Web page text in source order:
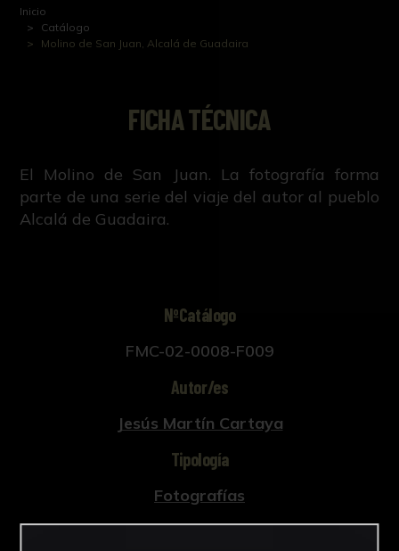
Inicio
Catálogo
Molino de San Juan, Alcalá de Guadaira
FICHA TÉCNICA
El Molino de San Juan. La fotografía forma
parte de una serie del viaje del autor al pueblo
Alcalá de Guadaira.
NºCatálogo
FMC-02-0008-F009
Autor/es
Jesús Martín Cartaya
Tipología
Fotografías
Cronología